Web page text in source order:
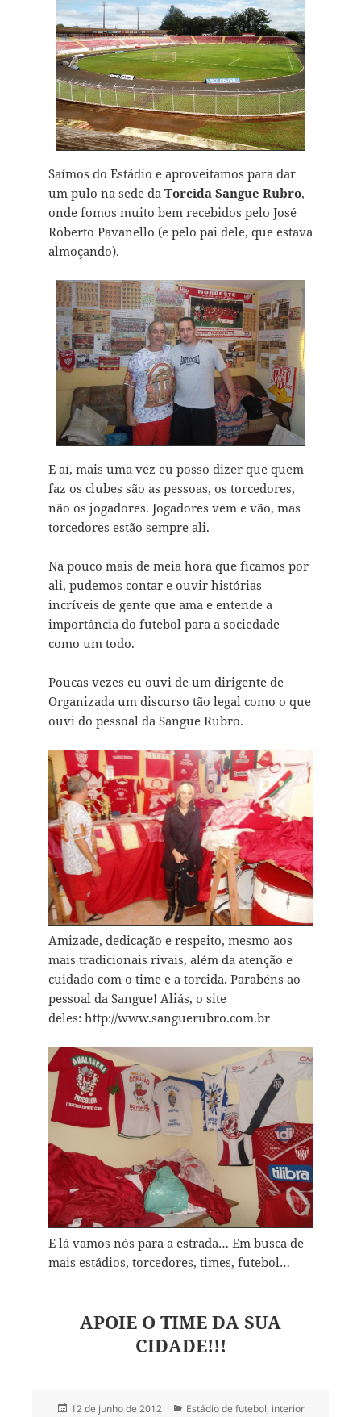
Saímos do Estádio e aproveitamos para dar
um pulo na sede da Torcida Sangue Rubro,
onde fomos muito bem recebidos pelo José
Roberto Pavanello (e pelo pai dele, que estava
almoçando).
E aí, mais uma vez eu posso dizer que quem
faz os clubes são as pessoas, os torcedores,
não os jogadores. Jogadores vem e vão, mas
torcedores estão sempre ali.
Na pouco mais de meia hora que ficamos por
ali, pudemos contar e ouvir histórias
incríveis de gente que ama e entende a
importância do futebol para a sociedade
como um todo.
Poucas vezes eu ouvi de um dirigente de
Organizada um discurso tão legal como o que
ouvi do pessoal da Sangue Rubro.
Amizade, dedicação e respeito, mesmo aos
mais tradicionais rivais, além da atenção e
cuidado com o time e a torcida. Parabéns ao
pessoal da Sangue! Aliás, o site
deles: http://www.sanguerubro.com.br
E lá vamos nós para a estrada… Em busca de
mais estádios, torcedores, times, futebol…
APOIE O TIME DA SUA
CIDADE!!!
Publicado
12 de junho de 2012 Categorias
Estádio de futebol, interior